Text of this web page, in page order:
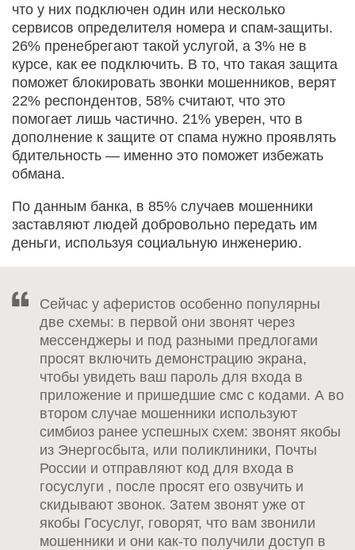
что у них подключен один или несколько
сервисов определителя номера и спам-защиты.
26% пренебрегают такой услугой, а 3% не в
курсе, как ее подключить. В то, что такая защита
поможет блокировать звонки мошенников, верят
22% респондентов, 58% считают, что это
помогает лишь частично. 21% уверен, что в
дополнение к защите от спама нужно проявлять
бдительность — именно это поможет избежать
обмана.
По данным банка, в 85% случаев мошенники
заставляют людей добровольно передать им
деньги, используя социальную инженерию.
Сейчас у аферистов особенно популярны
две схемы: в первой они звонят через
мессенджеры и под разными предлогами
просят включить демонстрацию экрана,
чтобы увидеть ваш пароль для входа в
приложение и пришедшие смс с кодами. А во
втором случае мошенники используют
симбиоз ранее успешных схем: звонят якобы
из Энергосбыта, или поликлиники, Почты
России и отправляют код для входа в
госуслуги , после просят его озвучить и
скидывают звонок. Затем звонят уже от
якобы Госуслуг, говорят, что вам звонили
мошенники и они как-то получили доступ в